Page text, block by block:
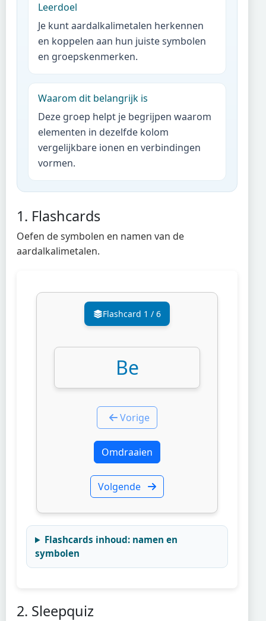
Leerdoel
Je kunt aardalkalimetalen herkennen
en koppelen aan hun juiste symbolen
en groepskenmerken.
Waarom dit belangrijk is
Deze groep helpt je begrijpen waarom
elementen in dezelfde kolom
vergelijkbare ionen en verbindingen
vormen.
1. Flashcards
Oefen de symbolen en namen van de
aardalkalimetalen.
Flashcard 1 / 6
Be
Vorige
Omdraaien
Volgende
Flashcards inhoud: namen en
symbolen
2. Sleepquiz